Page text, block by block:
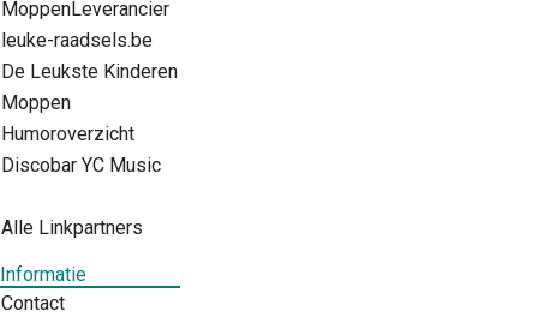
MoppenLeverancier
leuke-raadsels.be
De Leukste Kinderen
Moppen
Humoroverzicht
Discobar YC Music
Alle Linkpartners
Informatie
Contact